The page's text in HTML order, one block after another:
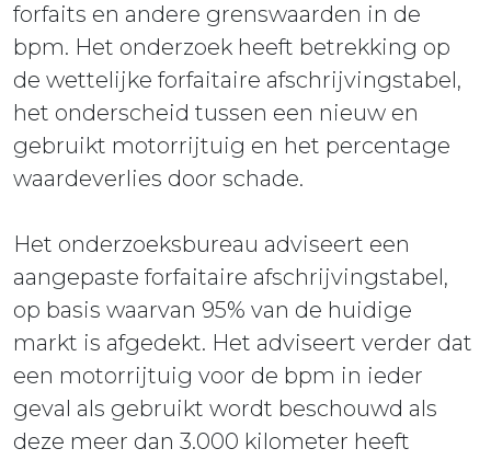
forfaits en andere grenswaarden in de
bpm. Het onderzoek heeft betrekking op
de wettelijke forfaitaire afschrijvingstabel,
het onderscheid tussen een nieuw en
gebruikt motorrijtuig en het percentage
waardeverlies door schade.
Het onderzoeksbureau adviseert een
aangepaste forfaitaire afschrijvingstabel,
op basis waarvan 95% van de huidige
markt is afgedekt. Het adviseert verder dat
een motorrijtuig voor de bpm in ieder
geval als gebruikt wordt beschouwd als
deze meer dan 3.000 kilometer heeft